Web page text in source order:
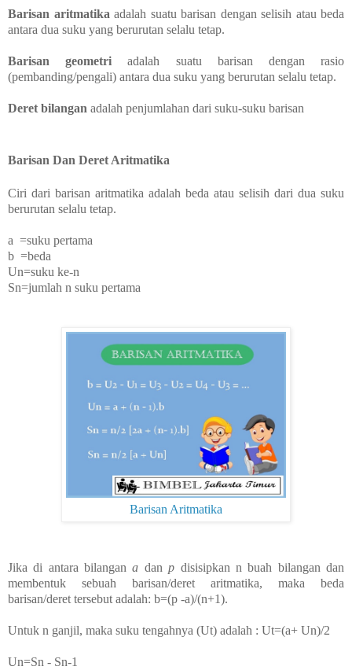
Barisan aritmatika adalah suatu barisan dengan selisih atau beda
antara dua suku yang berurutan selalu tetap.
Barisan geometriadalah suatu barisan dengan rasio
(pembanding/pengali) antara dua suku yang berurutan selalu tetap.
Deret bilangan adalah penjumlahan dari suku-suku barisan
Barisan Dan Deret Aritmatika
Ciri dari barisan aritmatika adalah beda atau selisih dari dua suku
berurutan selalu tetap.
a =suku pertama
b =beda
Un=suku ke-n
Sn=jumlah n suku pertama
Barisan Aritmatika
Jika di antara bilangana danp disisipkan n buah bilangan dan
membentuk sebuah barisan/deret aritmatika, maka beda
barisan/deret tersebut adalah: b=(p -a)/(n+1).
Untuk n ganjil, maka suku tengahnya (Ut) adalah : Ut=(a+ Un)/2
Un=Sn - Sn-1